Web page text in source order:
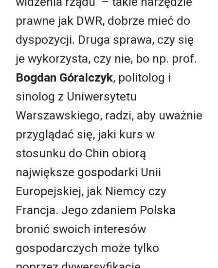
prawne jak DWR, dobrze mieć do
dyspozycji. Druga sprawa, czy się
je wykorzysta, czy nie, bo np. prof.
Bogdan Góralczyk, politolog i
sinolog z Uniwersytetu
Warszawskiego, radzi, aby uważnie
przyglądać się, jaki kurs w
stosunku do Chin obiorą
największe gospodarki Unii
Europejskiej, jak Niemcy czy
Francja. Jego zdaniem Polska
bronić swoich interesów
gospodarczych może tylko